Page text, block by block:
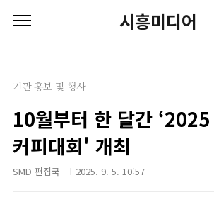
시흥미디어
기관 홍보 및 행사
10월부터 한 달간
커피대회' 개최
SMD 편집국 2025. 9. 5. 10:57